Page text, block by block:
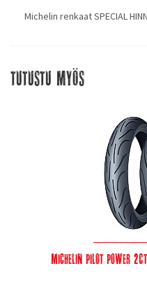
Michelin renkaat SPECIAL
Tutustu myös
Michelin Pilot Power